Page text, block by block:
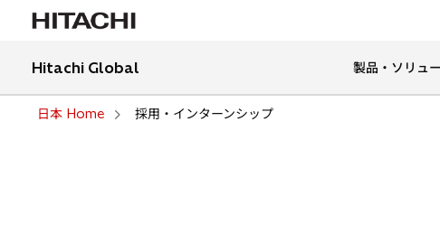
Hitachi Global 製品・ソリュ
日本 Home 採用・インターンシップ